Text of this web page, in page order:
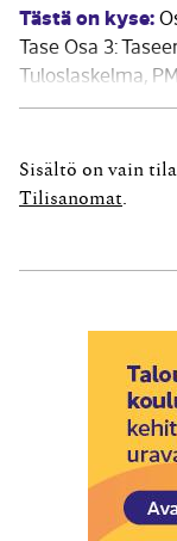
Tästä on kyse:
Tase Osa 3:
Tuloslaskelma,
tuloslaskelma- ja
oikein kuin miten
jaksotusratkaisut
Sisältö on vain
Tilisanomat